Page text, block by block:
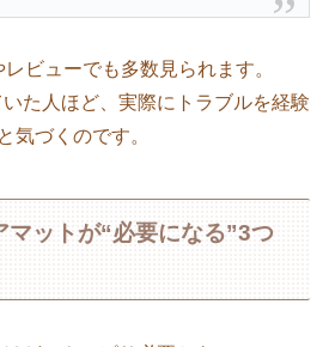
ビューでも多数見られます。
いた人ほど、実際にトラブルを経験
気づくのです。
マットが“必要になる”3つ